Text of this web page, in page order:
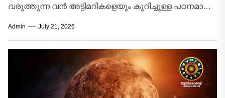
വരുത്തുന്ന വൻ അട്ടിമറികളെയും കുറിച്ചുള്ള പഠനമാണ്
ഭൗതികമായ ശരീരമില്ലെങ്കിലും ജാതകത്തിലും
ഗോചരത്തിലും വിപ്ലവകരമായ മാറ്റങ്ങൾ സൃഷ്ടിക്കാൻ...
Admin July 21, 2026